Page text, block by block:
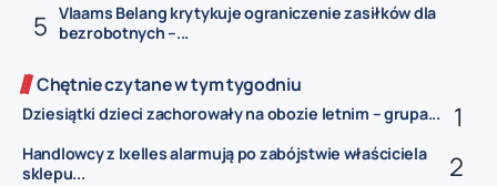
Vlaams Belang krytykuje ograniczenie zasiłków dla
bezrobotnych –...
Chętnie czytane w tym tygodniu
Dziesiątki dzieci zachorowały na obozie letnim – grupa...
Handlowcy z Ixelles alarmują po zabójstwie właściciela
sklepu...